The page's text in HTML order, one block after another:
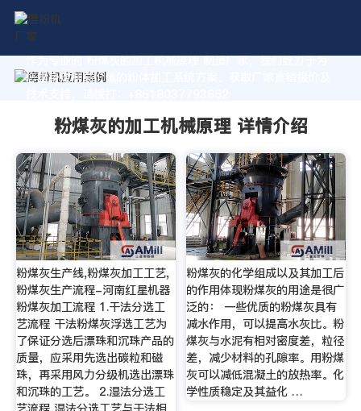
作为专业的 粉煤灰的加工机械原理 制造厂家，我们致力于为
您量身定制高价值的粉体加工系统方案。获取厂家直销报价及
粉煤灰的加工机械原理 详情介绍
粉煤灰生产线,粉煤灰加工工艺,
粉煤灰生产流程-河南红星机器
粉煤灰加工流程 1.干法分选工
艺流程 干法粉煤灰浮选工艺为
了保证分选后漂珠和沉珠产品的
质量，应采用先选出碳粒和磁
珠，再采用风力分级机选出漂珠
和沉珠的工艺。 2.湿法分选工
粉煤灰的化学组成以及其加工后
的作用体现粉煤灰的用途是很广
泛的： 一些优质的粉煤灰具有
减水作用，可以提高水灰比。粉
煤灰与水泥有相对密度差，粒径
差，减少材料的孔隙率。用粉煤
灰可以减低混凝土的放热率。化
学性质稳定及其益化 …